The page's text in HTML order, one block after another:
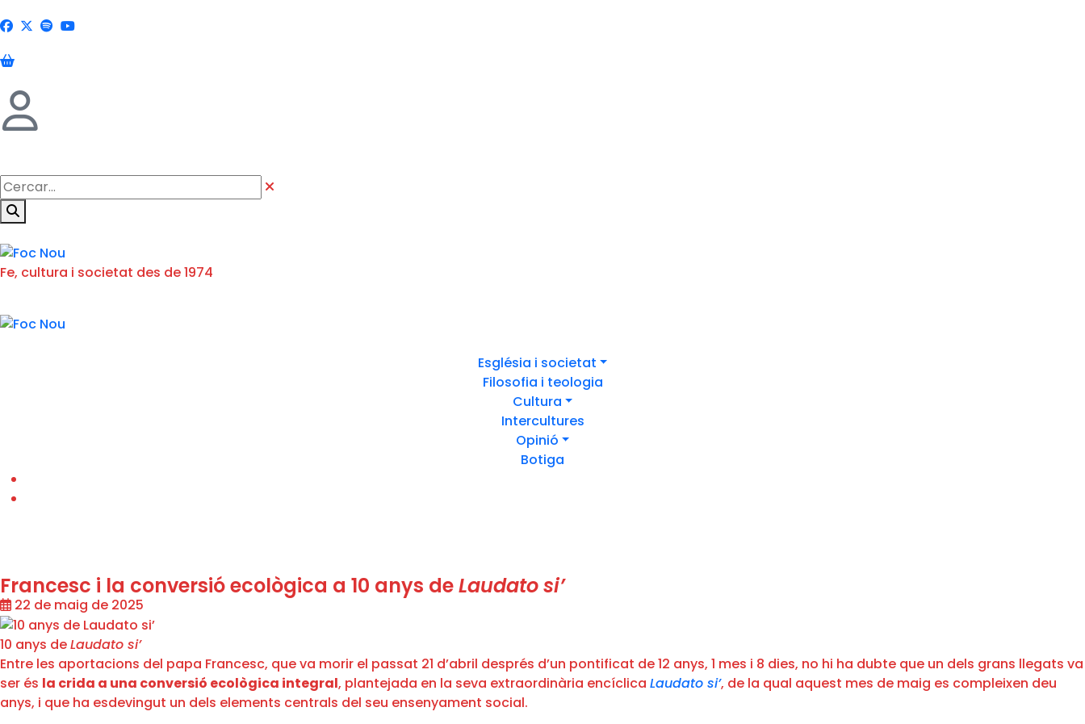
Fe, cultura i societat des de 1974
Església i societat
Filosofia i teologia
Cultura
Intercultures
Opinió
Botiga
Francesc i la conversió ecològica a 10 anys deLaudato si’
22 de maig de 2025
10 anys deLaudato si’
Entre les aportacions del papa Francesc, que va morir el passat 21 d’abril després d’un pontificat de 12 anys, 1 mes i 8 dies, no hi ha dubte que un dels grans llegats va
ser és la crida a una conversió ecològica integral, plantejada en la seva extraordinària encíclica Laudato si’, de la qual aquest mes de maig es compleixen deu
anys, i que ha esdevingut un dels elements centrals del seu ensenyament social.